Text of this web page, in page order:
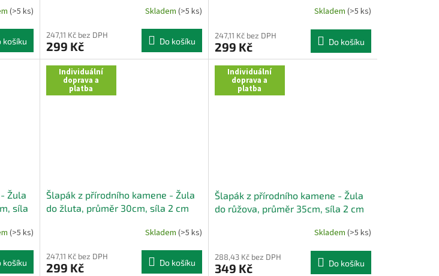
(>5 ks)
košíku
Skladem (>5 ks)
247,11 Kč bez DPH
299 Kč Do košíku
Skladem (>5 ks)
247,11 Kč bez DPH
299 Kč Do košíku
Žula
síla
(>5 ks)
košíku
Individuální
doprava a
platba
Šlapák z přírodního kamene - Žula
do žluta, průměr 30cm, síla 2 cm
Skladem (>5 ks)
247,11 Kč bez DPH
299 Kč Do košíku
Individuální
doprava a
platba
Šlapák z přírodního kamene - Žula
do růžova, průměr 35cm, síla 2 cm
Skladem (>5 ks)
288,43 Kč bez DPH
349 Kč Do košíku